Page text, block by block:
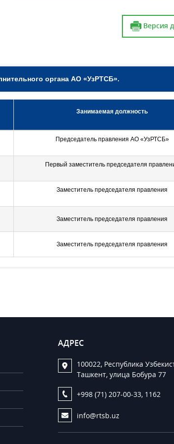
Версия
органа АО «УзРТСБ».
Занимаемая должность
Председатель правления АО «УзРТСБ»
Первый заместитель председателя
Заместитель председателя правления
Заместитель председателя правления
Заместитель председателя правления
АДРЕС
100022, Республика
Ташкент, улица Бобура 77
+998 (71) 207-00-33, 1162
info@rtsb.uz